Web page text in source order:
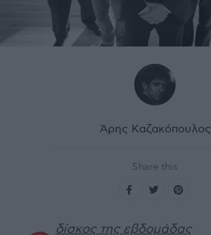
Άρης Καζακόπουλος
Share this
δίσκος της εβδομάδας